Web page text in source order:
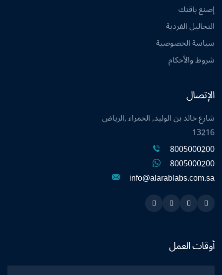
إصنع باقتك
التحاليل الفردية
سياسة الخصوصية
شروط والأحكام
الإتصال
شارع خالد بن الوليد, الحمراء ,الرياض
13216
8005000200
8005000200
info@alarablabs.com.sa
Snapchat
Twitter
Linkedin
Instagram
أوقات العمل